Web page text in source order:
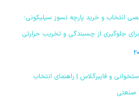
انتخاب و خرید پارچه نسوز سیلیکونی؛
برای جلوگیری از چسبندگی و تخریب حرارتی
و فایبرگلاس | راهنمای انتخاب
صنعتی